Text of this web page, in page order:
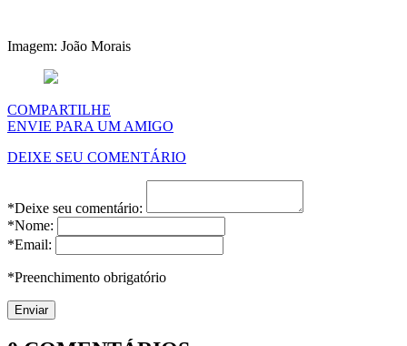
Imagem: João Morais
COMPARTILHE
ENVIE PARA UM AMIGO
DEIXE SEU COMENTÁRIO
*Deixe seu comentário:
*Nome:
*Email:
*Preenchimento obrigatório